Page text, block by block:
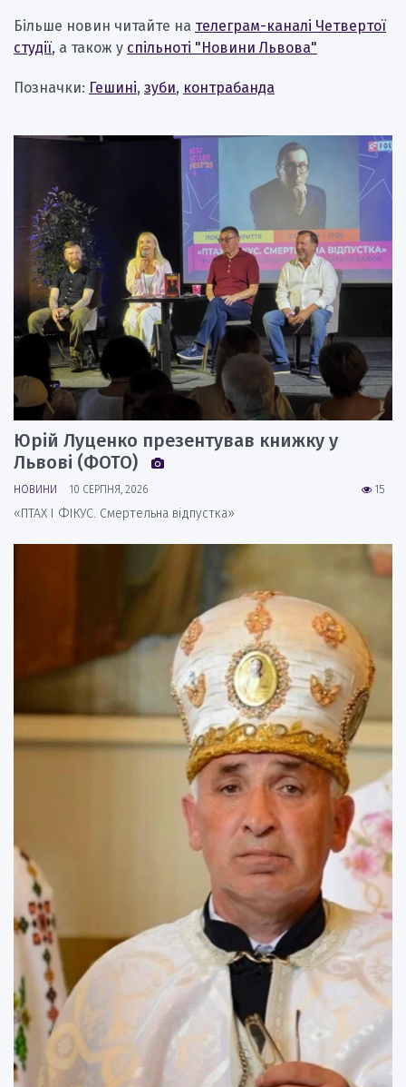
Більше новин читайте на телеграм-каналі Четвертої
студії, а також у спільноті "Новини Львова"
Позначки: Гешині, зуби, контрабанда
Юрій Луценко презентував книжку у
Львові (ФОТО)
15
НОВИНИ 10 СЕРПНЯ, 2026
«ПТАХ І ФІКУС. Смертельна відпустка»